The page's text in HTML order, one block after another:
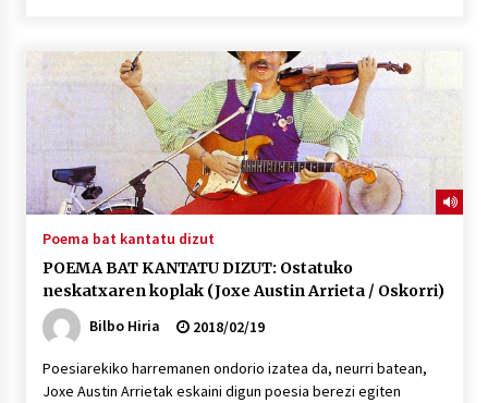
Poema bat kantatu dizut
POEMA BAT KANTATU DIZUT: Ostatuko
neskatxaren koplak (Joxe Austin Arrieta / Oskorri)
Bilbo Hiria
2018/02/19
Poesiarekiko harremanen ondorio izatea da, neurri batean,
Joxe Austin Arrietak eskaini digun poesia berezi egiten